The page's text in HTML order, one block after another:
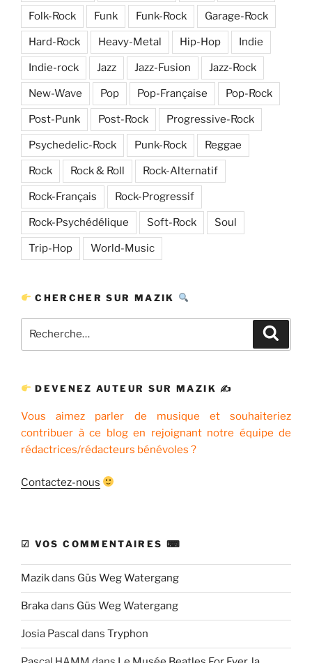
Folk-Rock Funk Funk-Rock Garage-Rock
Hard-Rock Heavy-Metal Hip-Hop Indie
Indie-rock Jazz Jazz-Fusion Jazz-Rock
New-Wave Pop Pop-Française Pop-Rock
Post-Punk Post-Rock Progressive-Rock
Psychedelic-Rock Punk-Rock Reggae
Rock Rock & Roll Rock-Alternatif
Rock-Français Rock-Progressif
Rock-Psychédélique Soft-Rock Soul
Trip-Hop World-Music
CHERCHER SUR MAZIK
pour
DEVENEZ AUTEUR SUR MAZIK ✍
Vous aimez parler de musique et souhaiteriez
contribuer à ce blog en rejoignant notre équipe de
rédactrices/rédacteurs bénévoles ?
Contactez-nous
☑ VOS COMMENTAIRES ⌨
Mazikdans Güs Weg Watergang
Brakadans Güs Weg Watergang
Josia Pascal dans Tryphon